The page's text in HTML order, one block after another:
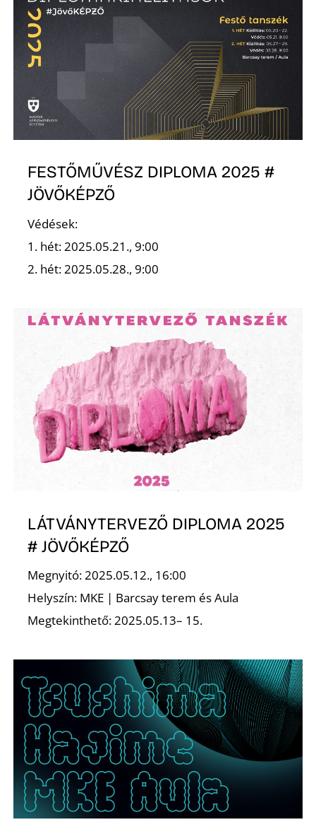
FESTŐMŰVÉSZ DIPLOMA 2025 #
JÖVŐKÉPZŐ
Védések:
1. hét: 2025.05.21., 9:00
2. hét: 2025.05.28., 9:00
LÁTVÁNYTERVEZŐ DIPLOMA 2025
# JÖVŐKÉPZŐ
Megnyitó: 2025.05.12., 16:00
Helyszín: MKE | Barcsay terem és Aula
Megtekinthető: 2025.05.13– 15.